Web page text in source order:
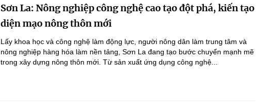
Sơn La: Nông nghiệp công nghệ cao tạo đột phá, kiến tạo
diện mạo nông thôn mới
Lấy khoa học và công nghệ làm động lực, người nông dân làm trung tâm và
nông nghiệp hàng hóa làm nền tảng, Sơn La đang tạo bước chuyển mạnh mẽ
trong xây dựng nông thôn mới. Từ sản xuất ứng dụng công nghệ...